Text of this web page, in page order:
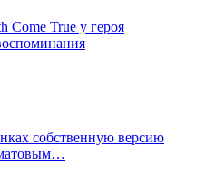
Come True у героя
собственную версию
матовым…